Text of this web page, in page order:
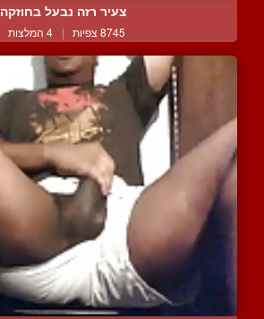
צעיר רזה נבעל בחוזקה
8745 צפיות | 4 המלצות